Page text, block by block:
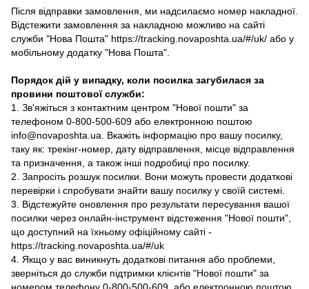
Після відправки замовлення, ми надсилаємо номер накладної.
Відстежити замовлення за накладною можливо на сайті
служби "Нова Пошта" https://tracking.novaposhta.ua/#/uk/ або у
мобільному додатку "Нова Пошта".
Порядок дій у випадку, коли посилка загубилася за
провини поштової служби:
1. Зв'яжіться з контактним центром "Нової пошти" за
телефоном 0-800-500-609 або електронною поштою
info@novaposhta.ua. Вкажіть інформацію про вашу посилку,
таку як: трекінг-номер, дату відправлення, місце відправлення
та призначення, а також інші подробиці про посилку.
2. Запросіть розшук посилки. Вони можуть провести додаткові
перевірки і спробувати знайти вашу посилку у своїй системі.
3. Відстежуйте оновлення про результати пересування вашої
посилки через онлайн-інструмент відстеження "Нової пошти",
що доступний на їхньому офіційному сайті -
https://tracking.novaposhta.ua/#/uk
4. Якщо у вас виникнуть додаткові питання або проблеми,
зверніться до служби підтримки клієнтів "Нової пошти" за